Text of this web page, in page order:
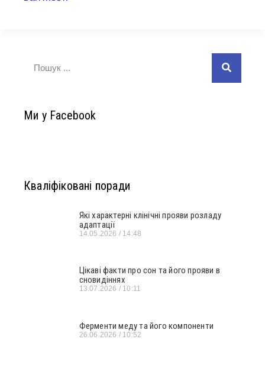
Ми у Facebook
Кваліфіковані поради
Які характерні клінічні прояви розладу
адаптації
14.05.2026 14:48
Цікаві факти про сон та його прояви в
сновидіннях
13.07.2026 10:11
Ферменти меду та його компоненти
26.06.2026 10:52